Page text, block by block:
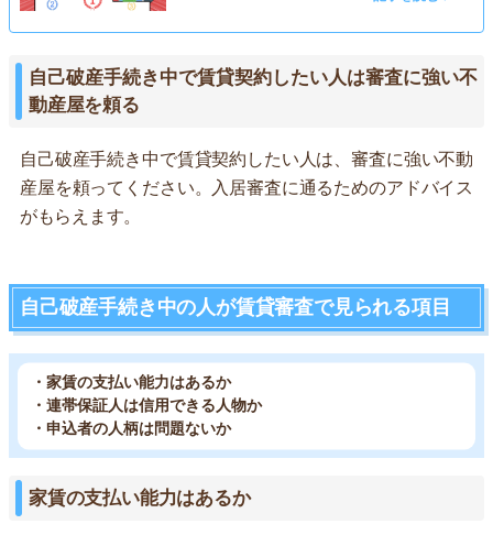
自己破産手続き中で賃貸契約したい人は審査に強い不
動産屋を頼る
自己破産手続き中で賃貸契約したい人は、審査に強い不動
産屋を頼ってください。入居審査に通るためのアドバイス
がもらえます。
自己破産手続き中の人が賃貸審査で見られる項目
・家賃の支払い能力はあるか
・連帯保証人は信用できる人物か
・申込者の人柄は問題ないか
家賃の支払い能力はあるか